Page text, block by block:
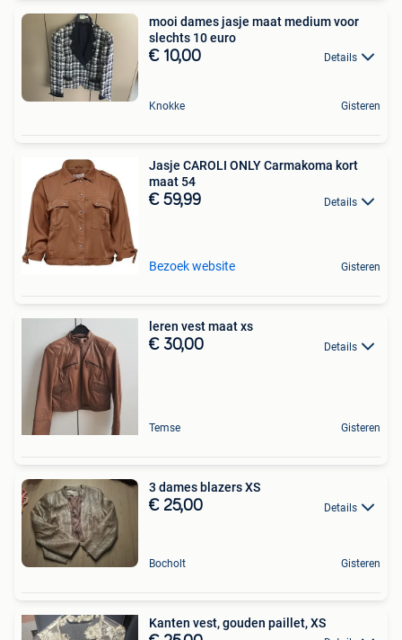
mooi dames jasje maat medium voor
slechts 10 euro
€ 10,00 Details
Knokke Gisteren
Jasje CAROLI ONLY Carmakoma kort
maat 54
€ 59,99 Details
Bezoek website Gisteren
leren vest maat xs
€ 30,00 Details
Temse Gisteren
3 dames blazers XS
€ 25,00 Details
Bocholt Gisteren
Kanten vest, gouden paillet, XS